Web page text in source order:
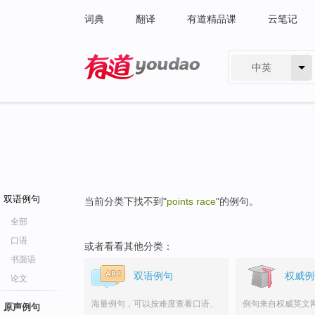
词典 翻译 有道精品课 云笔记
中英
双语例句
全部
口语
书面语
论文
原声例句
当前分类下找不到"points race"的例句。
或者看看其他分类：
双语例句
海量例句，可以按难度查看口语、
权威
例句来自权威英文